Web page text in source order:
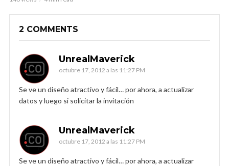
2 COMMENTS
UnrealMaverick
octubre 17, 2012 a las 11:27 PM
Se ve un diseño atractivo y fácil… por ahora, a actualizar
datos y luego si solicitar la invitación
UnrealMaverick
octubre 17, 2012 a las 11:27 PM
Se ve un diseño atractivo y fácil… por ahora, a actualizar